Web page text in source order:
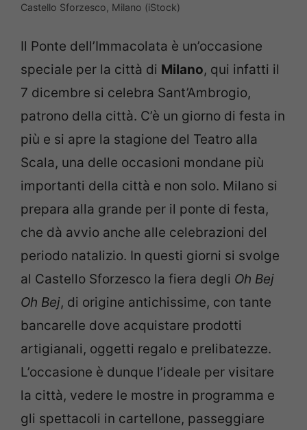
Castello Sforzesco, Milano (iStock)
Il Ponte dell’Immacolata è un’occasione
speciale per la città di Milano, qui infatti il
7 dicembre si celebra Sant’Ambrogio,
patrono della città. C’è un giorno di festa in
più e si apre la stagione del Teatro alla
Scala, una delle occasioni mondane più
importanti della città e non solo. Milano si
prepara alla grande per il ponte di festa,
che dà avvio anche alle celebrazioni del
periodo natalizio. In questi giorni si svolge
al Castello Sforzesco la fiera degli Oh Bej
Oh Bej, di origine antichissime, con tante
bancarelle dove acquistare prodotti
artigianali, oggetti regalo e prelibatezze.
L’occasione è dunque l’ideale per visitare
la città, vedere le mostre in programma e
gli spettacoli in cartellone, passeggiare